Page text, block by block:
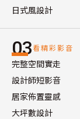
日式風設計
03看精彩影音
完整空間實走
設計師短影音
居家佈置靈感
大坪數設計